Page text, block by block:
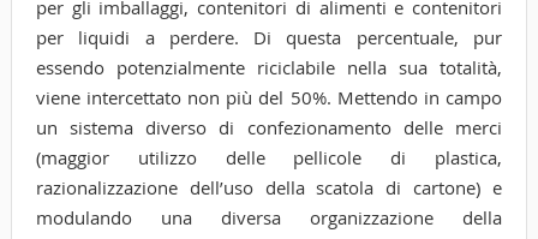
per gli imballaggi, contenitori di alimenti e contenitori
per liquidi a perdere. Di questa percentuale, pur
essendo potenzialmente riciclabile nella sua totalità,
viene intercettato non più del 50%. Mettendo in campo
un sistema diverso di confezionamento delle merci
(maggior utilizzo delle pellicole di plastica,
razionalizzazione dell’uso della scatola di cartone) e
modulando una diversa organizzazione della